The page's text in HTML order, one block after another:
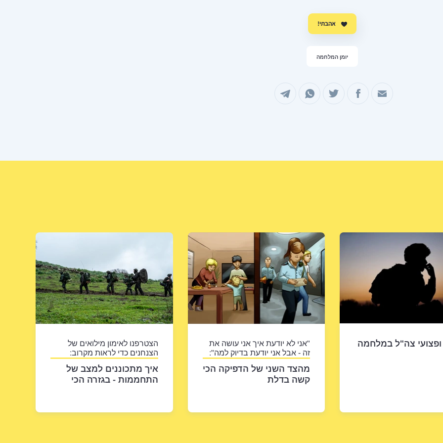
יומן המלחמה
שיתוף במיילשיתוף בפייסבוק
שיתוף בטוויטר
שיתוף בוואטסאפ
שיתוף בטלגרם
ופצועי צה"ל במלחמה
"אני לא יודעת איך אני עושה את
זה - אבל אני יודעת בדיוק למה":
מהצד השני של הדפיקה הכי
קשה בדלת
הצטרפנו לאימון מילואים של
הצנחנים כדי לראות מקרוב:
איך מתכוננים למצב של
התחממות - בגזרה הכי